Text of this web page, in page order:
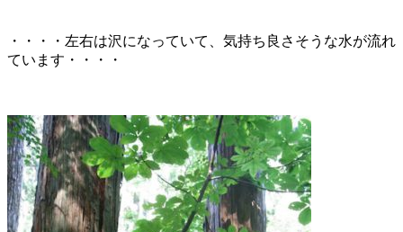
・・・・左右は沢になっていて、気持ち良さそうな水が流れ
ています・・・・